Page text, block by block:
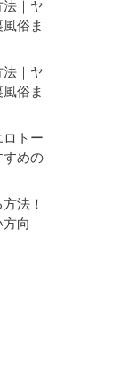
法｜ヤ
俗ま
｜ヤ
俗ま
トー
すめの
法！
向